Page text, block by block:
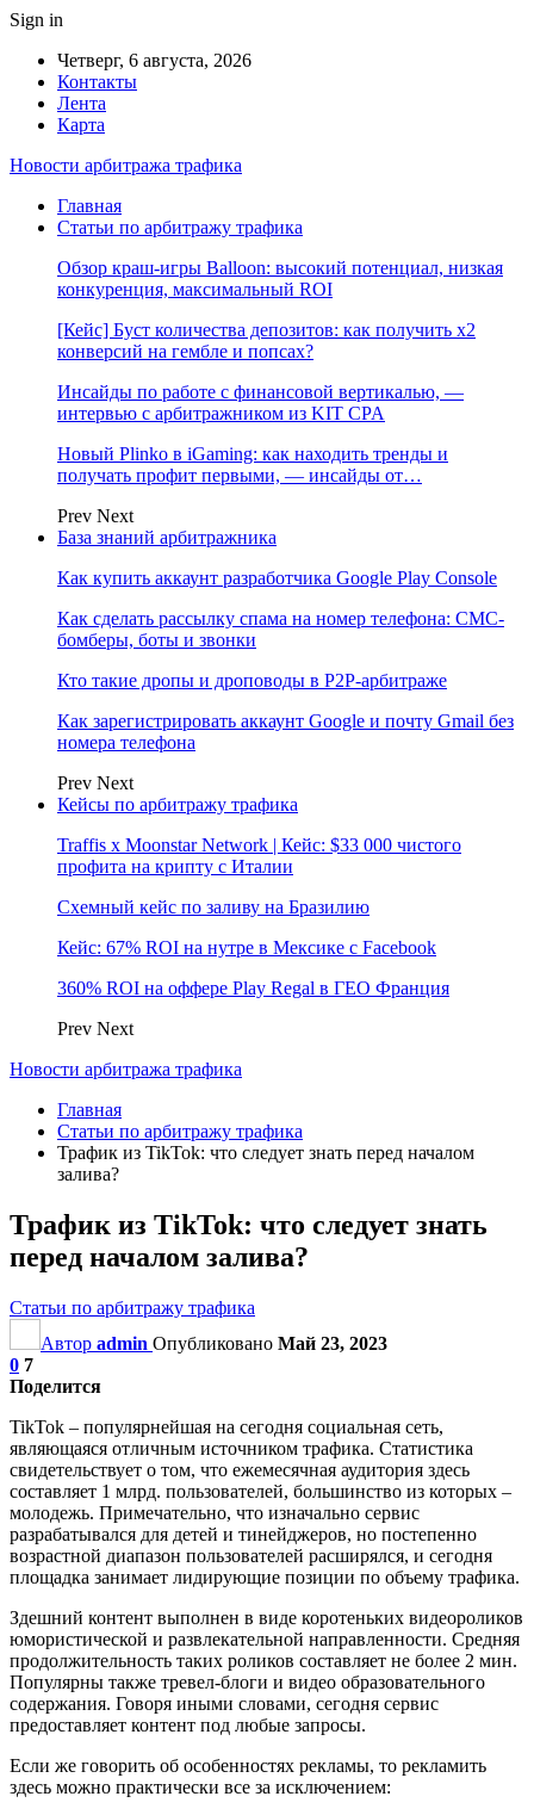
Sign in
Четверг, 6 августа, 2026
Контакты
Лента
Карта
Новости арбитража трафика
Главная
Статьи по арбитражу трафика
Обзор краш-игры Balloon: высокий потенциал, низкая
конкуренция, максимальный ROI
[Кейс] Буст количества депозитов: как получить х2
конверсий на гембле и попсах?
Инсайды по работе с финансовой вертикалью, —
интервью с арбитражником из KIT CPA
Новый Plinko в iGaming: как находить тренды и
получать профит первыми, — инсайды от…
Prev Next
База знаний арбитражника
Как купить аккаунт разработчика Google Play Console
Как сделать рассылку спама на номер телефона: СМС-
бомберы, боты и звонки
Кто такие дропы и дроповоды в P2P-арбитраже
Как зарегистрировать аккаунт Google и почту Gmail без
номера телефона
Prev Next
Кейсы по арбитражу трафика
Traffis x Moonstar Network | Кейс: $33 000 чистого
профита на крипту с Италии
Схемный кейс по заливу на Бразилию
Кейс: 67% ROI на нутре в Мексике с Facebook
360% ROI на оффере Play Regal в ГЕО Франция
Prev Next
Новости арбитража трафика
Главная
Статьи по арбитражу трафика
Трафик из TikTok: что следует знать перед началом
залива?
Трафик из TikTok: что следует знать
перед началом залива?
Статьи по арбитражу трафика
Автор admin Опубликовано Май 23, 2023
0 7
Поделится
TikTok – популярнейшая на сегодня социальная сеть,
являющаяся отличным источником трафика. Статистика
свидетельствует о том, что ежемесячная аудитория здесь
составляет 1 млрд. пользователей, большинство из которых –
молодежь. Примечательно, что изначально сервис
разрабатывался для детей и тинейджеров, но постепенно
возрастной диапазон пользователей расширялся, и сегодня
площадка занимает лидирующие позиции по объему трафика.
Здешний контент выполнен в виде коротеньких видеороликов
юмористической и развлекательной направленности. Средняя
продолжительность таких роликов составляет не более 2 мин.
Популярны также тревел-блоги и видео образовательного
содержания. Говоря иными словами, сегодня сервис
предоставляет контент под любые запросы.
Если же говорить об особенностях рекламы, то рекламить
здесь можно практически все за исключением: